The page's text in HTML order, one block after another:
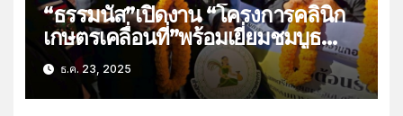
“ธรรมนัส”เปิดงาน “โครงการคลินิก
เกษตรเคลื่อนที่”พร้อมเยี่ยมชมบูธ
กฟก.
ธ.ค. 23, 2025